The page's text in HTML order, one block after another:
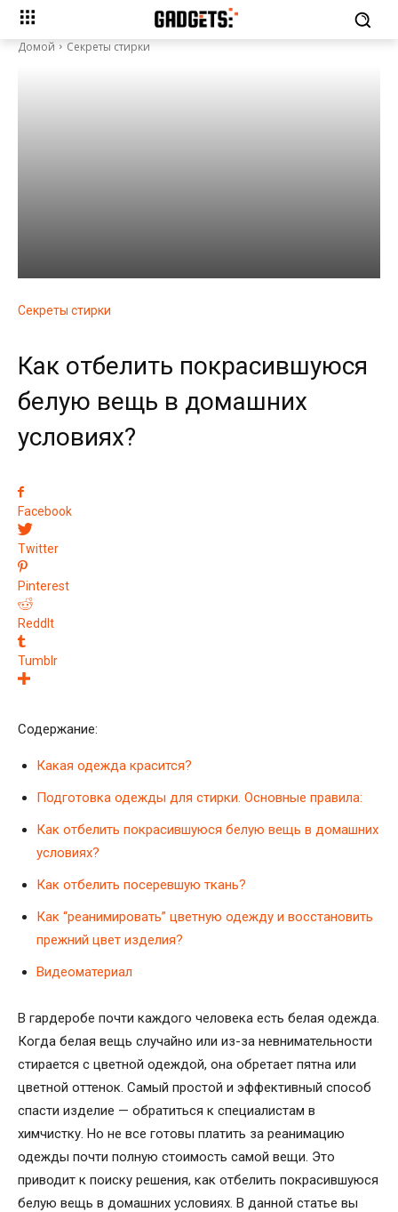
Домой Секреты стирки
Секреты стирки
Как отбелить покрасившуюся
белую вещь в домашних
условиях?
Facebook
Twitter
Pinterest
ReddIt
Tumblr
Содержание:
Какая одежда красится?
Подготовка одежды для стирки. Основные правила:
Как отбелить покрасившуюся белую вещь в домашних
условиях?
Как отбелить посеревшую ткань?
Как “реанимировать” цветную одежду и восстановить
прежний цвет изделия?
Видеоматериал
В гардеробе почти каждого человека есть белая одежда.
Когда белая вещь случайно или из-за невнимательности
стирается с цветной одеждой, она обретает пятна или
цветной оттенок. Самый простой и эффективный способ
спасти изделие — обратиться к специалистам в
химчистку. Но не все готовы платить за реанимацию
одежды почти полную стоимость самой вещи. Это
приводит к поиску решения, как отбелить покрасившуюся
белую вещь в домашних условиях. В данной статье вы